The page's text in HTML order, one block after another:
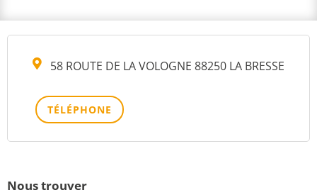
58 ROUTE DE LA VOLOGNE 88250 LA BRESSE
TÉLÉPHONE
Nous trouver